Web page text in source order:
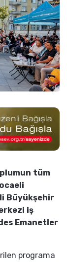
tüm
Büyükşehir
iş
Emanetler
programa